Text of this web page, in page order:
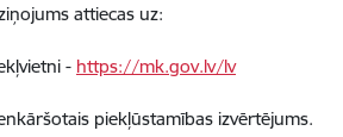
attiecas uz:
- https://mk.gov.lv/lv
piekļūstamības izvērtējums.